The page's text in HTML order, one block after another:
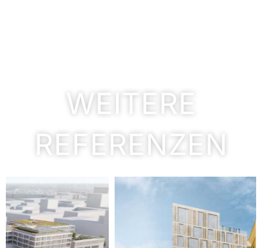
WEITERE
REFERENZEN